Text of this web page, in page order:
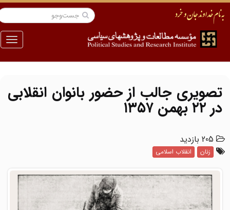
منو
تصویری جالب از حضور بانوان انقلابی
در ۲۲ بهمن ۱۳۵۷
205 بازدید
زنان انقلاب اسلامی